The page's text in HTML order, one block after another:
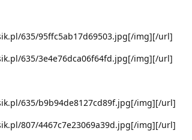
635/95ffc5ab17d69503.jpg[/img][/url]
635/3e4e76dca06f64fd.jpg[/img][/url]
635/b9b94de8127cd89f.jpg[/img][/url]
807/4467c7e23069a39d.jpg[/img][/url]